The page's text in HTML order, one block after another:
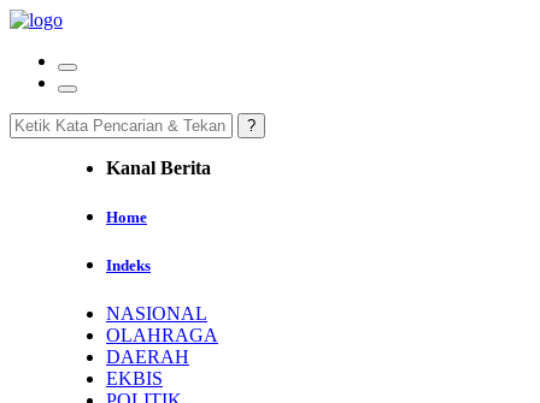
Kanal Berita
Home
Indeks
NASIONAL
OLAHRAGA
DAERAH
EKBIS